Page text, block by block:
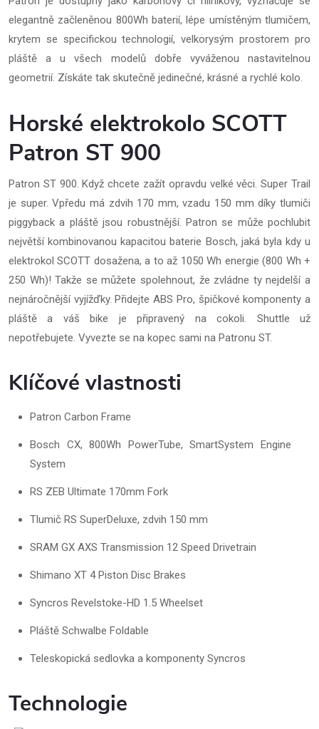
elegantně začleněnou 800Wh baterií, lépe umístěným tlumičem,
krytem se specifickou technologií, velkorysým prostorem pro
pláště a u všech modelů dobře vyváženou nastavitelnou
geometrií. Získáte tak skutečně jedinečné, krásné a rychlé kolo.
Horské elektrokolo SCOTT
Patron ST 900
Patron ST 900. Když chcete zažít opravdu velké věci. Super Trail
je super. Vpředu má zdvih 170 mm, vzadu 150 mm díky tlumiči
piggyback a pláště jsou robustnější. Patron se může pochlubit
největší kombinovanou kapacitou baterie Bosch, jaká byla kdy u
elektrokol SCOTT dosažena, a to až 1050 Wh energie (800 Wh +
250 Wh)! Takže se můžete spolehnout, že zvládne ty nejdelší a
nejnáročnější vyjížďky. Přidejte ABS Pro, špičkové komponenty a
pláště a váš bike je připravený na cokoli. Shuttle už
nepotřebujete. Vyvezte se na kopec sami na Patronu ST.
Klíčové vlastnosti
Patron Carbon Frame
Bosch CX, 800Wh PowerTube, SmartSystem Engine
System
RS ZEB Ultimate 170mm Fork
Tlumič RS SuperDeluxe, zdvih 150 mm
SRAM GX AXS Transmission 12 Speed Drivetrain
Shimano XT 4 Piston Disc Brakes
Syncros Revelstoke-HD 1.5 Wheelset
Pláště Schwalbe Foldable
Teleskopická sedlovka a komponenty Syncros
Technologie